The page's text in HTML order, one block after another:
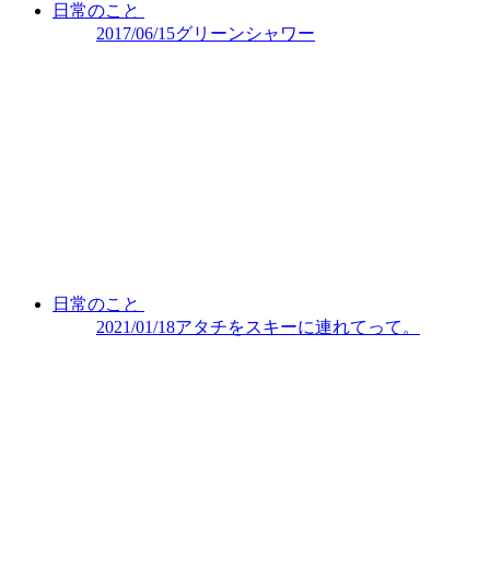
日常のこと
2017/06/15グリーンシャワー
日常のこと
2021/01/18アタチをスキーに連れてって。